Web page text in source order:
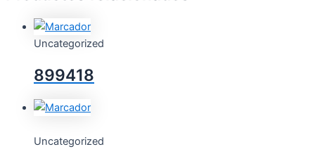
Uncategorized
899418
Uncategorized